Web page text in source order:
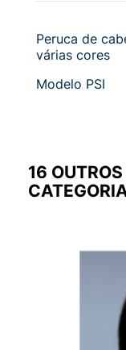
Peruca de
várias cores
Modelo PSI
16